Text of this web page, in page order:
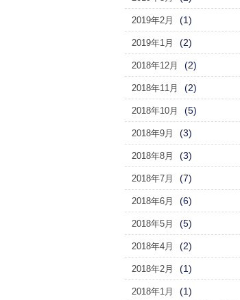
2019年2月 (1)
2019年1月 (2)
2018年12月 (2)
2018年11月 (2)
2018年10月 (5)
2018年9月 (3)
2018年8月 (3)
2018年7月 (7)
2018年6月 (6)
2018年5月 (5)
2018年4月 (2)
2018年2月 (1)
2018年1月 (1)